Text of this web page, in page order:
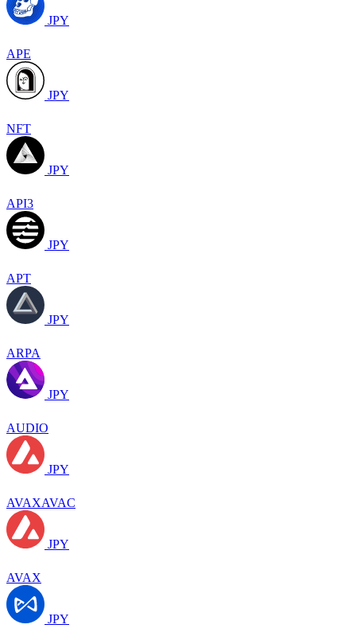
JPY
APE
JPY
NFT
JPY
API3
JPY
APT
JPY
ARPA
JPY
AUDIO
JPY
AVAXAVAC
JPY
AVAX
JPY